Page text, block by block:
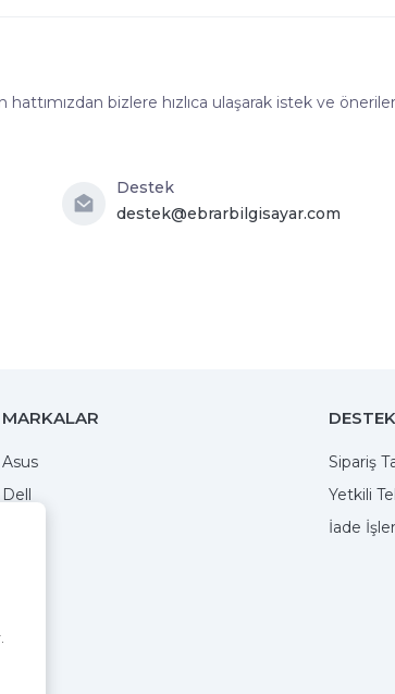
bizlere hızlıca ulaşarak istek ve
Destek
destek@ebrarbilgisayar.com
MARKALAR DESTEK
Asus Sipariş
Dell Yetkili
İade